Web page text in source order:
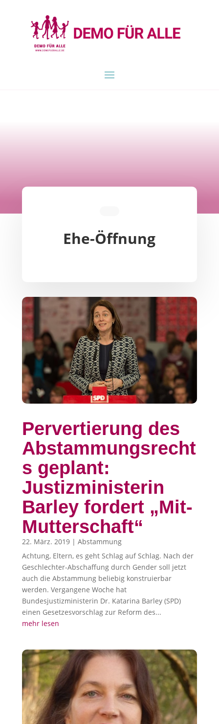
Ehe-Öffnung
Pervertierung des
Abstammungsrecht
s geplant:
Justizministerin
Barley fordert „Mit-
Mutterschaft“
22. März. 2019| Abstammung
Achtung, Eltern, es geht Schlag auf Schlag. Nach der
Geschlechter-Abschaffung durch Gender soll jetzt
auch die Abstammung beliebig konstruierbar
werden. Vergangene Woche hat
Bundesjustizministerin Dr. Katarina Barley (SPD)
einen Gesetzesvorschlag zur Reform des...
mehr lesen